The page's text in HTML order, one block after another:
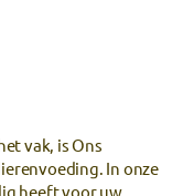
vak, is Ons
In onze
heeft voor uw